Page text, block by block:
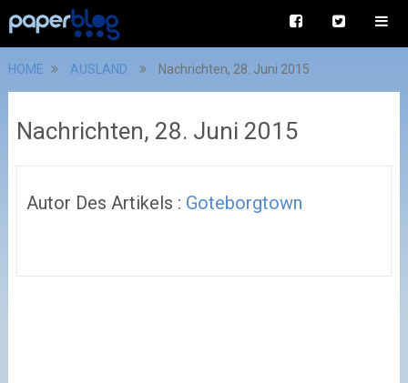
HOME AUSLAND Nachrichten, 28. Juni 2015
Nachrichten, 28. Juni 2015
Autor Des Artikels : Goteborgtown